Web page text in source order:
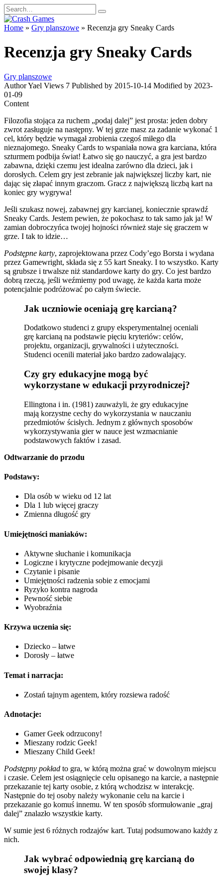
Skip
to
content
Search
for:
Home » Gry planszowe » Recenzja gry Sneaky Cards
Recenzja gry Sneaky Cards
Gry planszowe
AuthorYael Views 7 Published by 2015-10-14 Modified by 2023-
01-09
Content
Filozofia stojąca za ruchem „podaj dalej” jest prosta: jeden dobry
zwrot zasługuje na następny. W tej grze masz za zadanie wykonać 1
cel, który będzie wymagał zrobienia czegoś miłego dla
nieznajomego. Sneaky Cards to wspaniała nowa gra karciana, która
szturmem podbija świat! Łatwo się go nauczyć, a gra jest bardzo
zabawna, dzięki czemu jest idealna zarówno dla dzieci, jak i
dorosłych. Celem gry jest zebranie jak największej liczby kart, nie
dając się złapać innym graczom. Gracz z największą liczbą kart na
koniec gry wygrywa!
Jeśli szukasz nowej, zabawnej gry karcianej, koniecznie sprawdź
Sneaky Cards. Jestem pewien, że pokochasz to tak samo jak ja! W
zamian dobroczyńca twojej hojności również staje się graczem w
grze. I tak to idzie…
Podstępne karty, zaprojektowana przez Cody’ego Borsta i wydana
przez Gamewright, składa się z 55 kart Sneaky. I to wszystko. Karty
są grubsze i trwalsze niż standardowe karty do gry. Co jest bardzo
dobrą rzeczą, jeśli weźmiemy pod uwagę, że każda karta może
potencjalnie podróżować po całym świecie.
Jak uczniowie oceniają grę karcianą?
Dodatkowo studenci z grupy eksperymentalnej oceniali
grę karcianą na podstawie pięciu kryteriów: celów,
projektu, organizacji, grywalności i użyteczności.
Studenci ocenili materiał jako bardzo zadowalający.
Czy gry edukacyjne mogą być
wykorzystane w edukacji przyrodniczej?
Ellingtona i in. (1981) zauważyli, że gry edukacyjne
mają korzystne cechy do wykorzystania w nauczaniu
przedmiotów ścisłych. Jednym z głównych sposobów
wykorzystywania gier w nauce jest wzmacnianie
podstawowych faktów i zasad.
Odtwarzanie do przodu
Podstawy:
Dla osób w wieku od 12 lat
Dla 1 lub więcej graczy
Zmienna długość gry
Umiejętności maniaków:
Aktywne słuchanie i komunikacja
Logiczne i krytyczne podejmowanie decyzji
Czytanie i pisanie
Umiejętności radzenia sobie z emocjami
Ryzyko kontra nagroda
Pewność siebie
Wyobraźnia
Krzywa uczenia się:
Dziecko – łatwe
Dorosły – łatwe
Temat i narracja:
Zostań tajnym agentem, który rozsiewa radość
Adnotacje:
Gamer Geek odrzucony!
Mieszany rodzic Geek!
Mieszany Child Geek!
Podstępny pokład to gra, w którą można grać w dowolnym miejscu
i czasie. Celem jest osiągnięcie celu opisanego na karcie, a następnie
przekazanie tej karty osobie, z którą wchodzisz w interakcję.
Następnie do tej osoby należy wykonanie celu na karcie i
przekazanie go komuś innemu. W ten sposób sformułowanie „graj ​​
dalej” znalazło wszystkie karty.
W sumie jest 6 różnych rodzajów kart. Tutaj podsumowano każdy z
nich.
Jak wybrać odpowiednią grę karcianą do
swojej klasy?